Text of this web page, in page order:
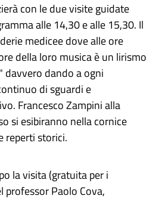
con le due visite guidate
alle 14,30 e alle 15,30. Il
medicee dove alle ore
della loro musica è un lirismo
davvero dando a ogni
di sguardi e
Francesco Zampini alla
si esibiranno nella cornice
reperti storici.
la visita (gratuita per i
professor Paolo Cova,